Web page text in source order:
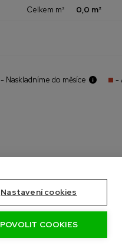
Celkem m² 0,0 m²
- Naskladníme do měsíce -
*Všechny ceny
Nastavení cookies
POVOLIT COOKIES